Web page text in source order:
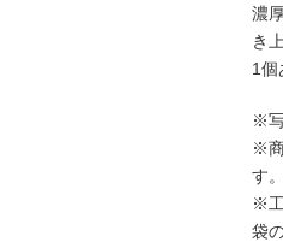
濃
き
1個
※
※
す
※
袋